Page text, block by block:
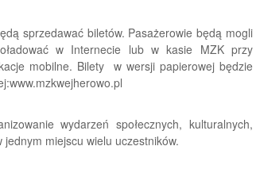
sprzedawać biletów. Pasażerowie będą mogli
w Internecie lub w kasie MZK przy
mobilne. Bilety w wersji papierowej będzie
wydarzeń społecznych, kulturalnych,
miejscu wielu uczestników.